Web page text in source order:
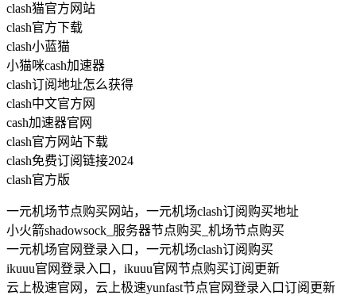
clash猫官方网站
clash官方下载
clash小蓝猫
小猫咪cash加速器
clash订阅地址怎么获得
clash中文官方网
cash加速器官网
clash官方网站下载
clash免费订阅链接2024
clash官方版
一元机场节点购买网站，一元机场clash订阅购买地址
小火箭shadowsock_服务器节点购买_机场节点购买
一元机场官网登录入口，一元机场clash订阅购买
ikuuu官网登录入口，ikuuu官网节点购买订阅更新
云上极速官网，云上极速yunfast节点官网登录入口订阅更新